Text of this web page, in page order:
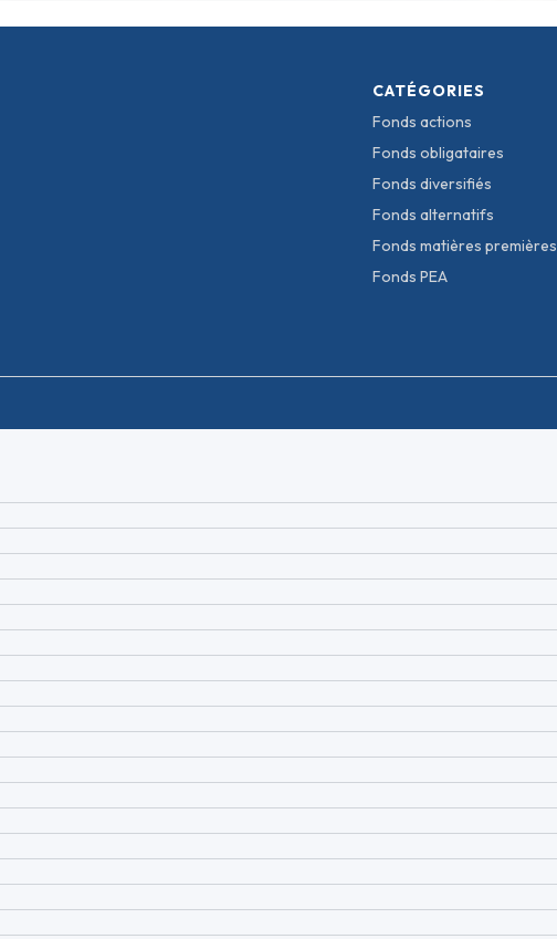
CATÉGORIES
Fonds actions
Fonds obligataires
Fonds diversifiés
Fonds alternatifs
Fonds matières premières
Fonds PEA